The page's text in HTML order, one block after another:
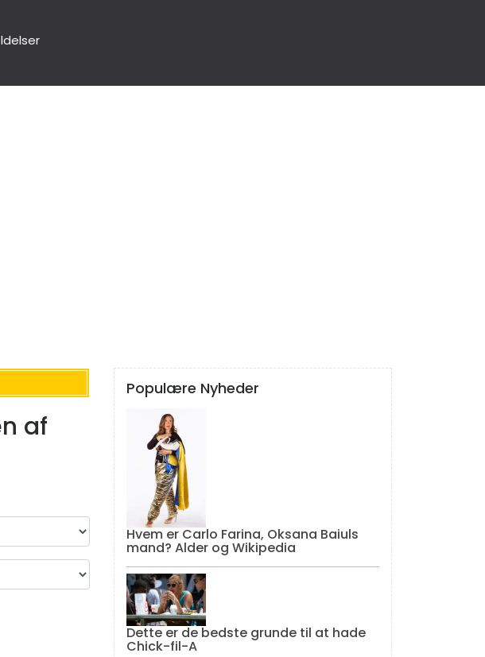
af
Populære Nyheder
Hvem er Carlo Farina, Oksana Baiuls
mand? Alder og Wikipedia
Dette er de bedste grunde til at hade
Chick-fil-A